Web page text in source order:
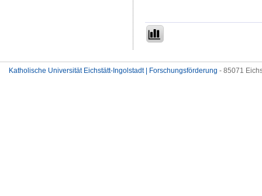
Katholische Universität Eichstätt-Ingolstadt | Forschungsförderung - 85071